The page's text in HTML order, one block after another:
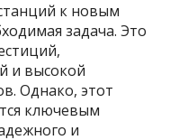
к новым
задача. Это
и высокой
Однако, этот
ключевым
и